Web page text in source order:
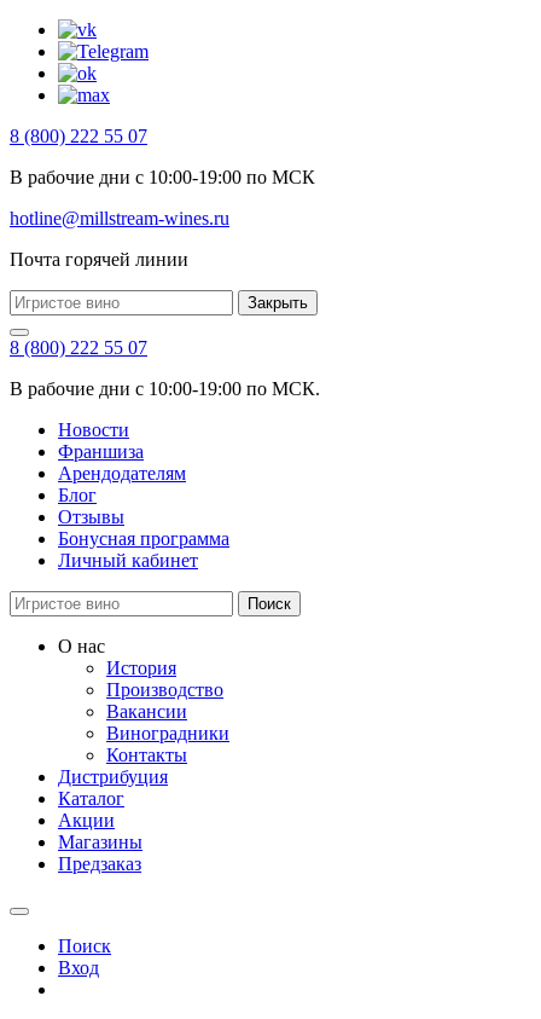
8 (800) 222 55 07
В рабочие дни с 10:00-19:00 по МСК
hotline@millstream-wines.ru
Почта горячей линии
Закрыть
8 (800) 222 55 07
В рабочие дни с 10:00-19:00 по МСК.
Новости
Франшиза
Арендодателям
Блог
Отзывы
Бонусная программа
Личный кабинет
Поиск
О нас
История
Производство
Вакансии
Виноградники
Контакты
Дистрибуция
Каталог
Акции
Магазины
Предзаказ
Поиск
Вход